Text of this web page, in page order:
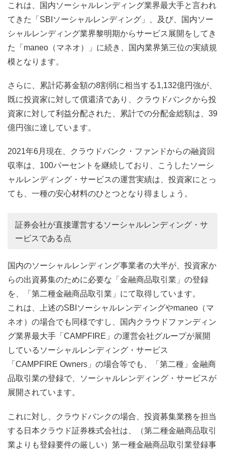
これは、国内ソーシャルレンディング業界最大手と言われ
てきた「SBIソーシャルレンディング」、及び、国内ソー
シャルレンディング業界黎明期からサービス展開をしてき
た「maneo（マネオ）」に続き、国内業界第三位の実績規
模となります。
さらに、累計応募金額の8割弱に相当する1,132億円強が、
既に投資家に対して償還済であり、クラウドバンクから投
資家に対して利益分配された、累計での分配金総額は、39
億円強に達しています。
2021年6月現在、クラウドバンク・ファンドからの融資回
収率は、100パーセントを継続しており、こうしたソーシ
ャルレンディング・サービスの運営実績は、投資家にとっ
ても、一種の安心材料のひとつとなり得ましょう。
証券会社が直接運営するソーシャルレンディング・サ
ービスである点
国内のソーシャルレンディング事業者の大半が、投資家か
らの出資募集のために必要な「金融商品取引業」の登録
を、「第二種金融商品取引業」にて取得しています。
これは、上述のSBIソーシャルレンディングやmaneo（マ
ネオ）の場合でも同様ですし、国内クラウドファンディン
グ業界最大手「CAMPFIRE」の運営会社グループが展開
しているソーシャルレンディング・サービス
「CAMPFIRE Owners」の場合等でも、「第二種」金融商
品取引業の登録で、ソーシャルレンディング・サービスが
展開されています。
これに対し、クラウドバンクの場合、投資募集業務を担当
する日本クラウド証券株式会社は、（第二種金融商品取引
業よりも登録要件の厳しい）第一種金融商品取引業登録事